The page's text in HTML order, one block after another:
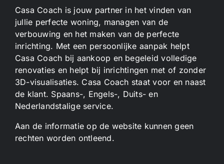
Casa Coach is jouw partner in het vinden van
jullie perfecte woning, managen van de
verbouwing en het maken van de perfecte
inrichting. Met een persoonlijke aanpak helpt
Casa Coach bij aankoop en begeleid volledige
renovaties en helpt bij inrichtingen met of zonder
3D-visualisaties. Casa Coach staat voor en naast
de klant. Spaans-, Engels-, Duits- en
Nederlandstalige service.
Aan de informatie op de website kunnen geen
rechten worden ontleend.